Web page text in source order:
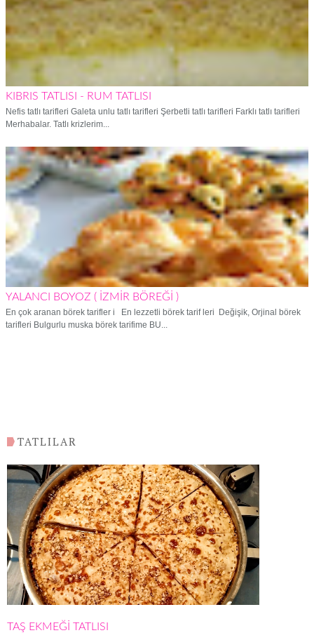
KIBRIS TATLISI - RUM TATLISI
Nefis tatlı tarifleri Galeta unlu tatlı tarifleri Şerbetli tatlı tarifleri Farklı tatlı tarifleri
Merhabalar. Tatlı krizlerim...
YALANCI BOYOZ ( İZMİR BÖREĞİ )
En çok aranan börek tarifler i En lezzetli börek tarif leri Değişik, Orjinal börek
tarifleri Bulgurlu muska börek tarifime BU...
TATLILAR
TAŞ EKMEĞİ TATLISI